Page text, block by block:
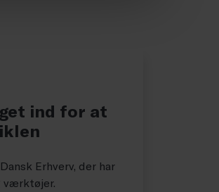
ind for at
Erhverv, der har
værktøjer.